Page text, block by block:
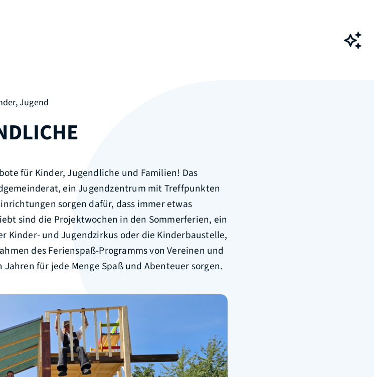
Jugend
für Kinder, Jugendliche und Familien! Das
ein Jugendzentrum mit Treffpunkten
sorgen dafür, dass immer etwas
sind die Projektwochen in den Sommerferien, ein
Kinder- und Jugendzirkus oder die Kinderbaustelle,
des Ferienspaß-Programms von Vereinen und
für jede Menge Spaß und Abenteuer sorgen.